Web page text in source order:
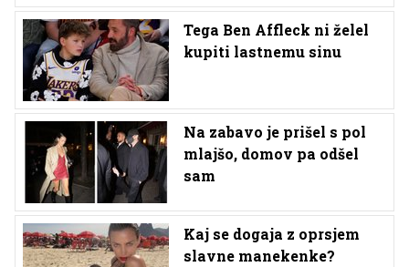
Tega Ben Affleck ni želel
kupiti lastnemu sinu
Na zabavo je prišel s pol
mlajšo, domov pa odšel
sam
Kaj se dogaja z oprsjem
slavne manekenke?